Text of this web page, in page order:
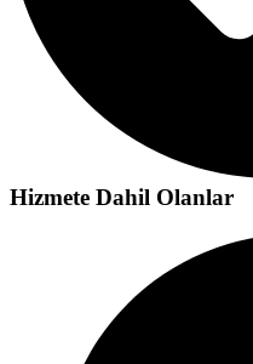
Hizmete Dahil Olanlar